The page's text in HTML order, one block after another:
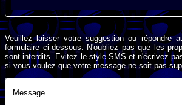
Veuillez laisser votre suggestion ou répondre
formulaire ci-dessous. N'oubliez pas que les
sont interdits. Evitez le style SMS et n'écrivez
si vous voulez que votre message ne soit pas
Message